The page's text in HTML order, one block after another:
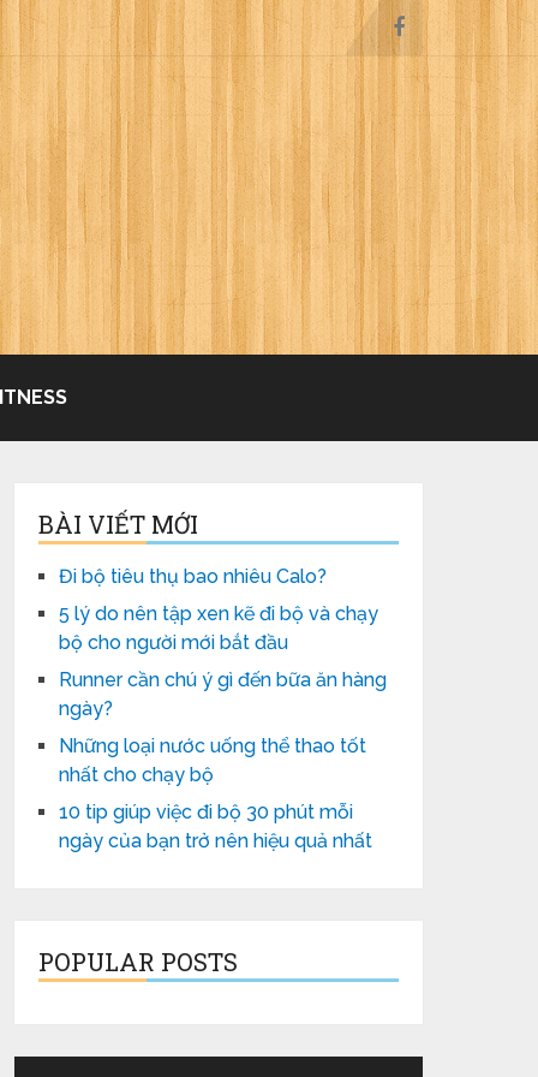
BÀI VIẾT MỚI
Đi bộ tiêu thụ bao nhiêu Calo?
5 lý do nên tập xen kẽ đi bộ và chạy
bộ cho người mới bắt đầu
Runner cần chú ý gì đến bữa ăn hàng
ngày?
Những loại nước uống thể thao tốt
nhất cho chạy bộ
10 tip giúp việc đi bộ 30 phút mỗi
ngày của bạn trở nên hiệu quả nhất
POPULAR POSTS